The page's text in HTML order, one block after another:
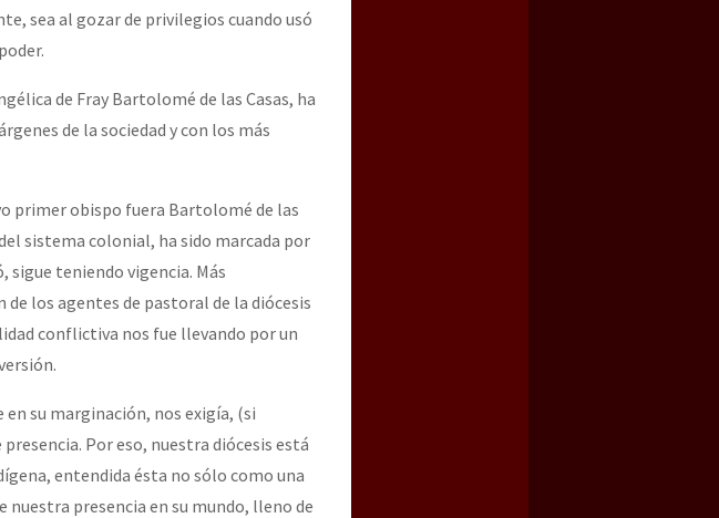
sea al gozar de privilegios cuando usó
de Fray Bartolomé de las Casas, ha
de la sociedad y con los más
primer obispo fuera Bartolomé de las
sistema colonial, ha sido marcada por
teniendo vigencia. Más
los agentes de pastoral de la diócesis
conflictiva nos fue llevando por un
su marginación, nos exigía, (si
Por eso, nuestra diócesis está
entendida ésta no sólo como una
presencia en su mundo, lleno de